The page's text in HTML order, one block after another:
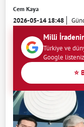
Cem Kaya
2026-05-14 18:48
Milli
Türkiye ve
Google
⭐